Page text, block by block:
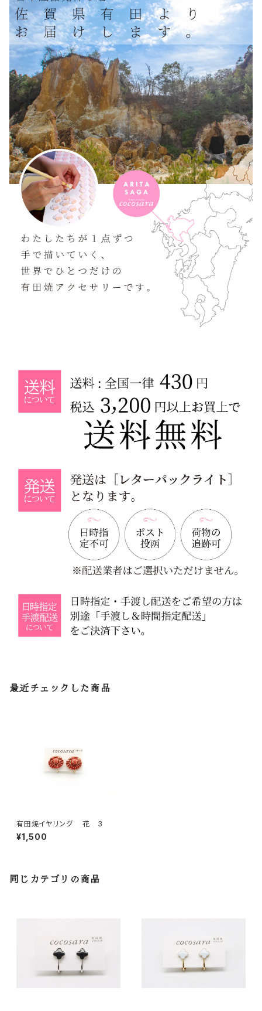
最近チェックした商品
有田焼イヤリング 花 3
¥1,500
同じカテゴリの商品